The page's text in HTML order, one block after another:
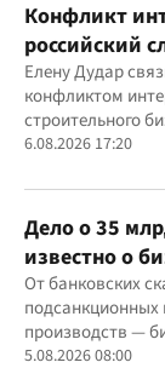
Конфликт
российский
Елену Дудар
конфликтом
строительного
скандалов,
6.08.2026 17:20
Дело о 35
известно о
"Родовид
От банковских
подсанкционных
производств —
Дядечко до сих
5.08.2026 08:00